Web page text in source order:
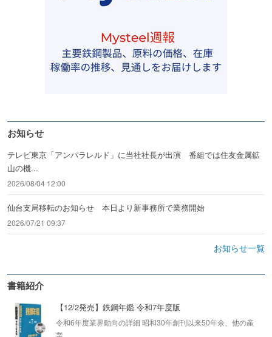
お知らせ
テレビ東京「アンパラレルド」に当社社長が出演 番組では住友金属鉱
山の機...
2026/08/04 12:00
仙台支局移転のお知らせ 本日より新事務所で業務開始
2026/07/21 09:37
お知らせ一覧
書籍紹介
【12/2発売】鉄鋼年鑑 令和7年度版
令和6年度業界動向の詳細 昭和30年創刊以来50年余、他の産